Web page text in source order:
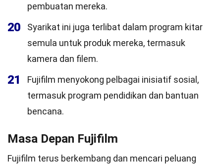
pembuatan mereka.
20
Syarikat ini juga terlibat dalam program kitar
semula untuk produk mereka, termasuk
kamera dan filem.
21
Fujifilm menyokong pelbagai inisiatif sosial,
termasuk program pendidikan dan bantuan
bencana.
Masa Depan Fujifilm
Fujifilm terus berkembang dan mencari peluang